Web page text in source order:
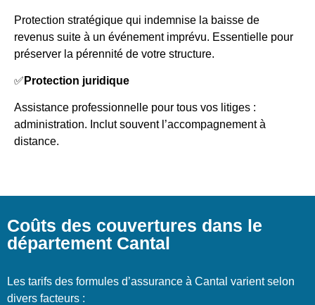
Protection stratégique qui indemnise la baisse de
revenus suite à un événement imprévu. Essentielle pour
préserver la pérennité de votre structure.
✅ Protection juridique
Assistance professionnelle pour tous vos litiges :
administration. Inclut souvent l’accompagnement à
distance.
Coûts des couvertures dans le
département Cantal
Les tarifs des formules d’assurance à Cantal varient selon
divers facteurs :